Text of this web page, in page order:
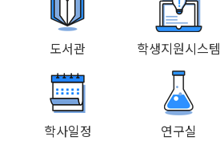
도서관 학생지원시스템
학사일정 연구실